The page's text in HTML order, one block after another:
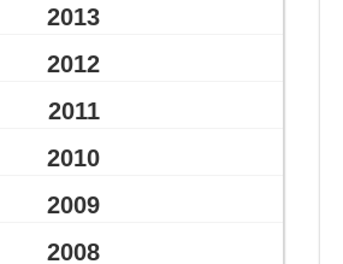
2013
2012
2011
2010
2009
2008